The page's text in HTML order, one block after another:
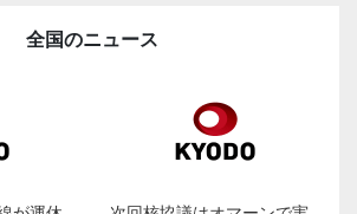
全国のニュース